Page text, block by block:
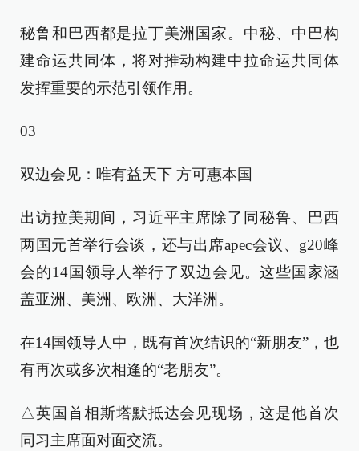
秘鲁和巴西都是拉丁美洲国家。中秘、中巴构
建命运共同体，将对推动构建中拉命运共同体
发挥重要的示范引领作用。
03
双边会见：唯有益天下 方可惠本国
出访拉美期间，习近平主席除了同秘鲁、巴西
两国元首举行会谈，还与出席apec会议、g20峰
会的14国领导人举行了双边会见。这些国家涵
盖亚洲、美洲、欧洲、大洋洲。
在14国领导人中，既有首次结识的“新朋友”，也
有再次或多次相逢的“老朋友”。
△英国首相斯塔默抵达会见现场，这是他首次
同习主席面对面交流。